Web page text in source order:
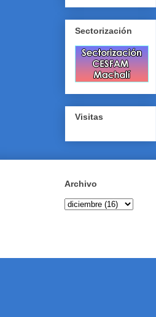
Sectorización
Visitas
Archivo